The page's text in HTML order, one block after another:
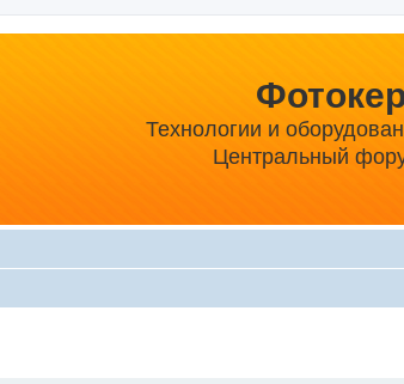
Технологии и
Центральный